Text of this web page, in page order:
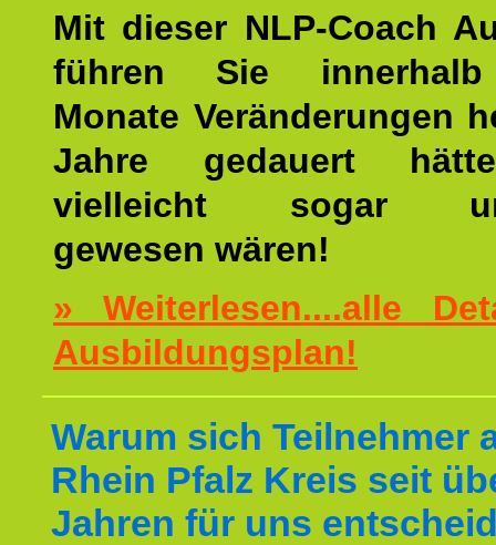
Mit dieser NLP-Coach
führen Sie
Monate Veränderungen
Jahre gedauert
vielleicht sogar
gewesen wären!
» Weiterlesen....alle
Ausbildungsplan!
Warum sich Teilnehmer
Rhein Pfalz Kreis seit
Jahren für uns